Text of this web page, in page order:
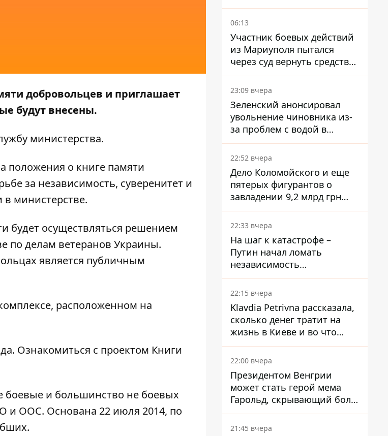
добровольцев и приглашает
будут внесены.
министерства.
положения о книге памяти
за независимость, суверенитет и
министерстве.
будет осуществляться решением
по делам ветеранов Украины.
является публичным
расположенном на
Ознакомиться с проектом Книги
боевые и большинство не боевых
и ООС. Основана 22 июля 2014, по
06:13
Участник боевых действий
из Мариуполя пытался
через суд вернуть средства
субсидии со счета в
Ощадбанке – каким было
решение
23:09 вчера
Зеленский анонсировал
увольнение чиновника из-
за проблем с водой в
Марганце
22:52 вчера
Дело Коломойского и еще
пятерых фигурантов о
завладении 9,2 млрд грн
ПриватБанка направили в
суд
22:33 вчера
На шаг к катастрофе –
Путин начал ломать
независимость
собственного Центробанка,
заставив снизить базовую
ставку
22:15 вчера
Klavdia Petrivna рассказала,
сколько денег тратит на
жизнь в Киеве и во что
вкладывает миллионы
22:00 вчера
Президентом Венгрии
может стать герой мема
Гарольд, скрывающий боль
– он возглавил народное
голосование
21:45 вчера